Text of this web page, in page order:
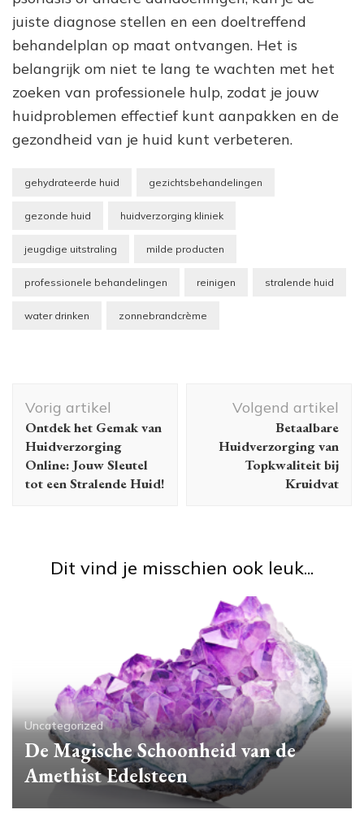
juiste diagnose stellen en een doeltreffend
behandelplan op maat ontvangen. Het is
belangrijk om niet te lang te wachten met het
zoeken van professionele hulp, zodat je jouw
huidproblemen effectief kunt aanpakken en de
gezondheid van je huid kunt verbeteren.
gehydrateerde huid gezichtsbehandelingen
gezonde huid huidverzorging kliniek
jeugdige uitstraling milde producten
professionele behandelingen reinigen stralende huid
water drinken zonnebrandcrème
Vorig artikel
Ontdek het Gemak van
Huidverzorging
Online: Jouw Sleutel
tot een Stralende Huid!
Volgend artikel
Betaalbare
Huidverzorging van
Topkwaliteit bij
Kruidvat
Dit vind je misschien ook leuk...
Uncategorized
De Magische Schoonheid van de
Amethist Edelsteen